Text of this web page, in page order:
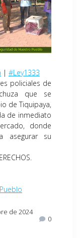
| #Ley1333
policiales de
que se
de Tiquipaya,
de inmediato
donde
asegurar su
de 2024
0